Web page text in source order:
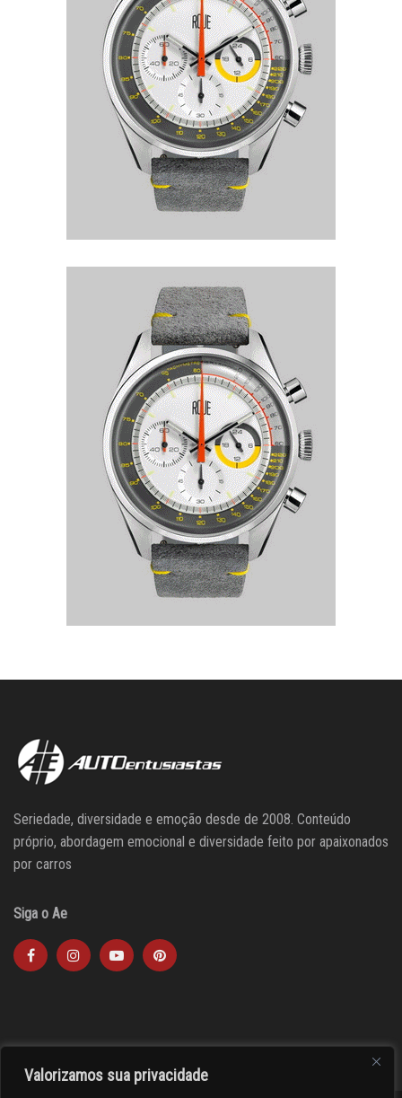
Valorizamos sua privacidade
Seriedade, diversidade e emoção desde de 2008. Conteúdo
próprio, abordagem emocional e diversidade feito por apaixonados
por carros
Siga o Ae